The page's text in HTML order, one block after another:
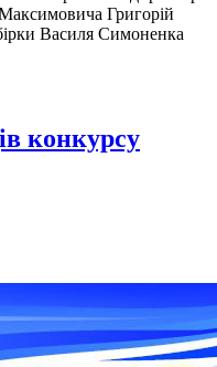
Григорій
Василя Симоненка
конкурсу